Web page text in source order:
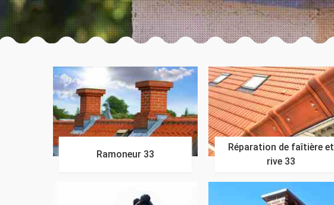
Ramoneur 33
Réparation de faîtière et
rive 33